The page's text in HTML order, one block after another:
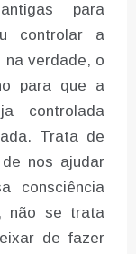
para
controlar a
na verdade, o
para que a
controlada
Trata de
nos ajudar
consciência
não se trata
de fazer